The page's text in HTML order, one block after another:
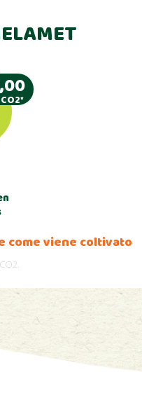
come viene coltivato